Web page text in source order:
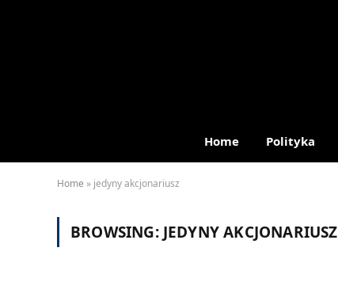
Home Polityka
Home » jedyny akcjonariusz
BROWSING: JEDYNY AKCJONARIUSZ